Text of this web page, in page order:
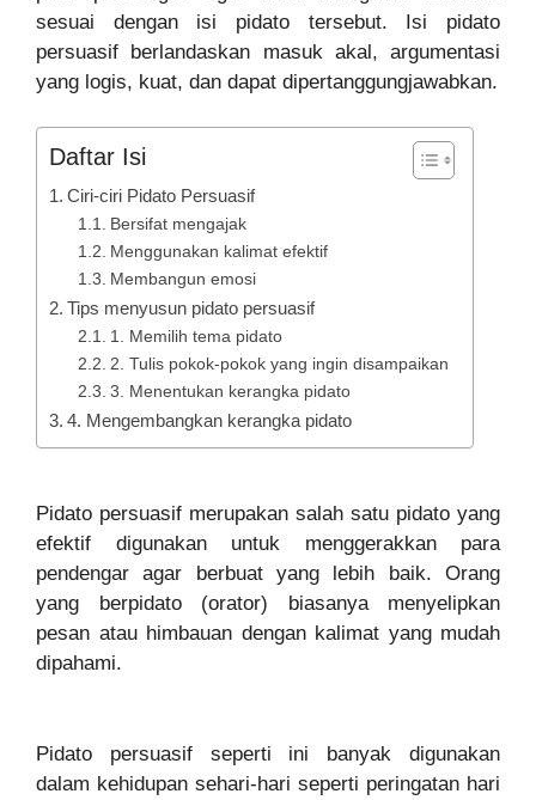
sesuai dengan isi pidato tersebut. Isi pidato
persuasif berlandaskan masuk akal, argumentasi
yang logis, kuat, dan dapat dipertanggungjawabkan.
Daftar Isi
Ciri-ciri Pidato Persuasif
Bersifat mengajak
Menggunakan kalimat efektif
Membangun emosi
Tips menyusun pidato persuasif
1. Memilih tema pidato
2. Tulis pokok-pokok yang ingin disampaikan
3. Menentukan kerangka pidato
4. Mengembangkan kerangka pidato
Pidato persuasif merupakan salah satu pidato yang
efektif digunakan untuk menggerakkan para
pendengar agar berbuat yang lebih baik. Orang
yang berpidato (orator) biasanya menyelipkan
pesan atau himbauan dengan kalimat yang mudah
dipahami.
Pidato persuasif seperti ini banyak digunakan
dalam kehidupan sehari-hari seperti peringatan hari